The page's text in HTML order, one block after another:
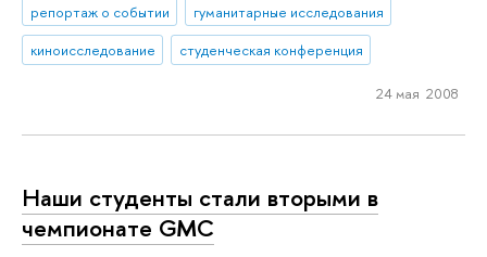
репортаж о событии
гуманитарные исследования
киноисследование
студенческая конференция
24 мая 2008
Наши студенты стали вторыми в
чемпионате GMC